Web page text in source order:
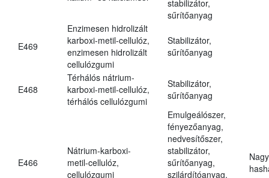
stabilizátor,
sűrítőanyag
E469
Enzimesen hidrolizált
karboxi-metil-cellulóz,
enzimesen hidrolizált
cellulózgumi
Stabilizátor,
sűrítőanyag
E468
Térhálós nátrium-
karboxi-metil-cellulóz,
térhálós cellulózgumi
Stabilizátor,
sűrítőanyag
E466
Nátrium-karboxi-
metil-cellulóz,
cellulózgumi
Emulgeálószer,
fényezőanyag,
nedvesítőszer,
stabilizátor,
sűrítőanyag,
szilárdítóanyag,